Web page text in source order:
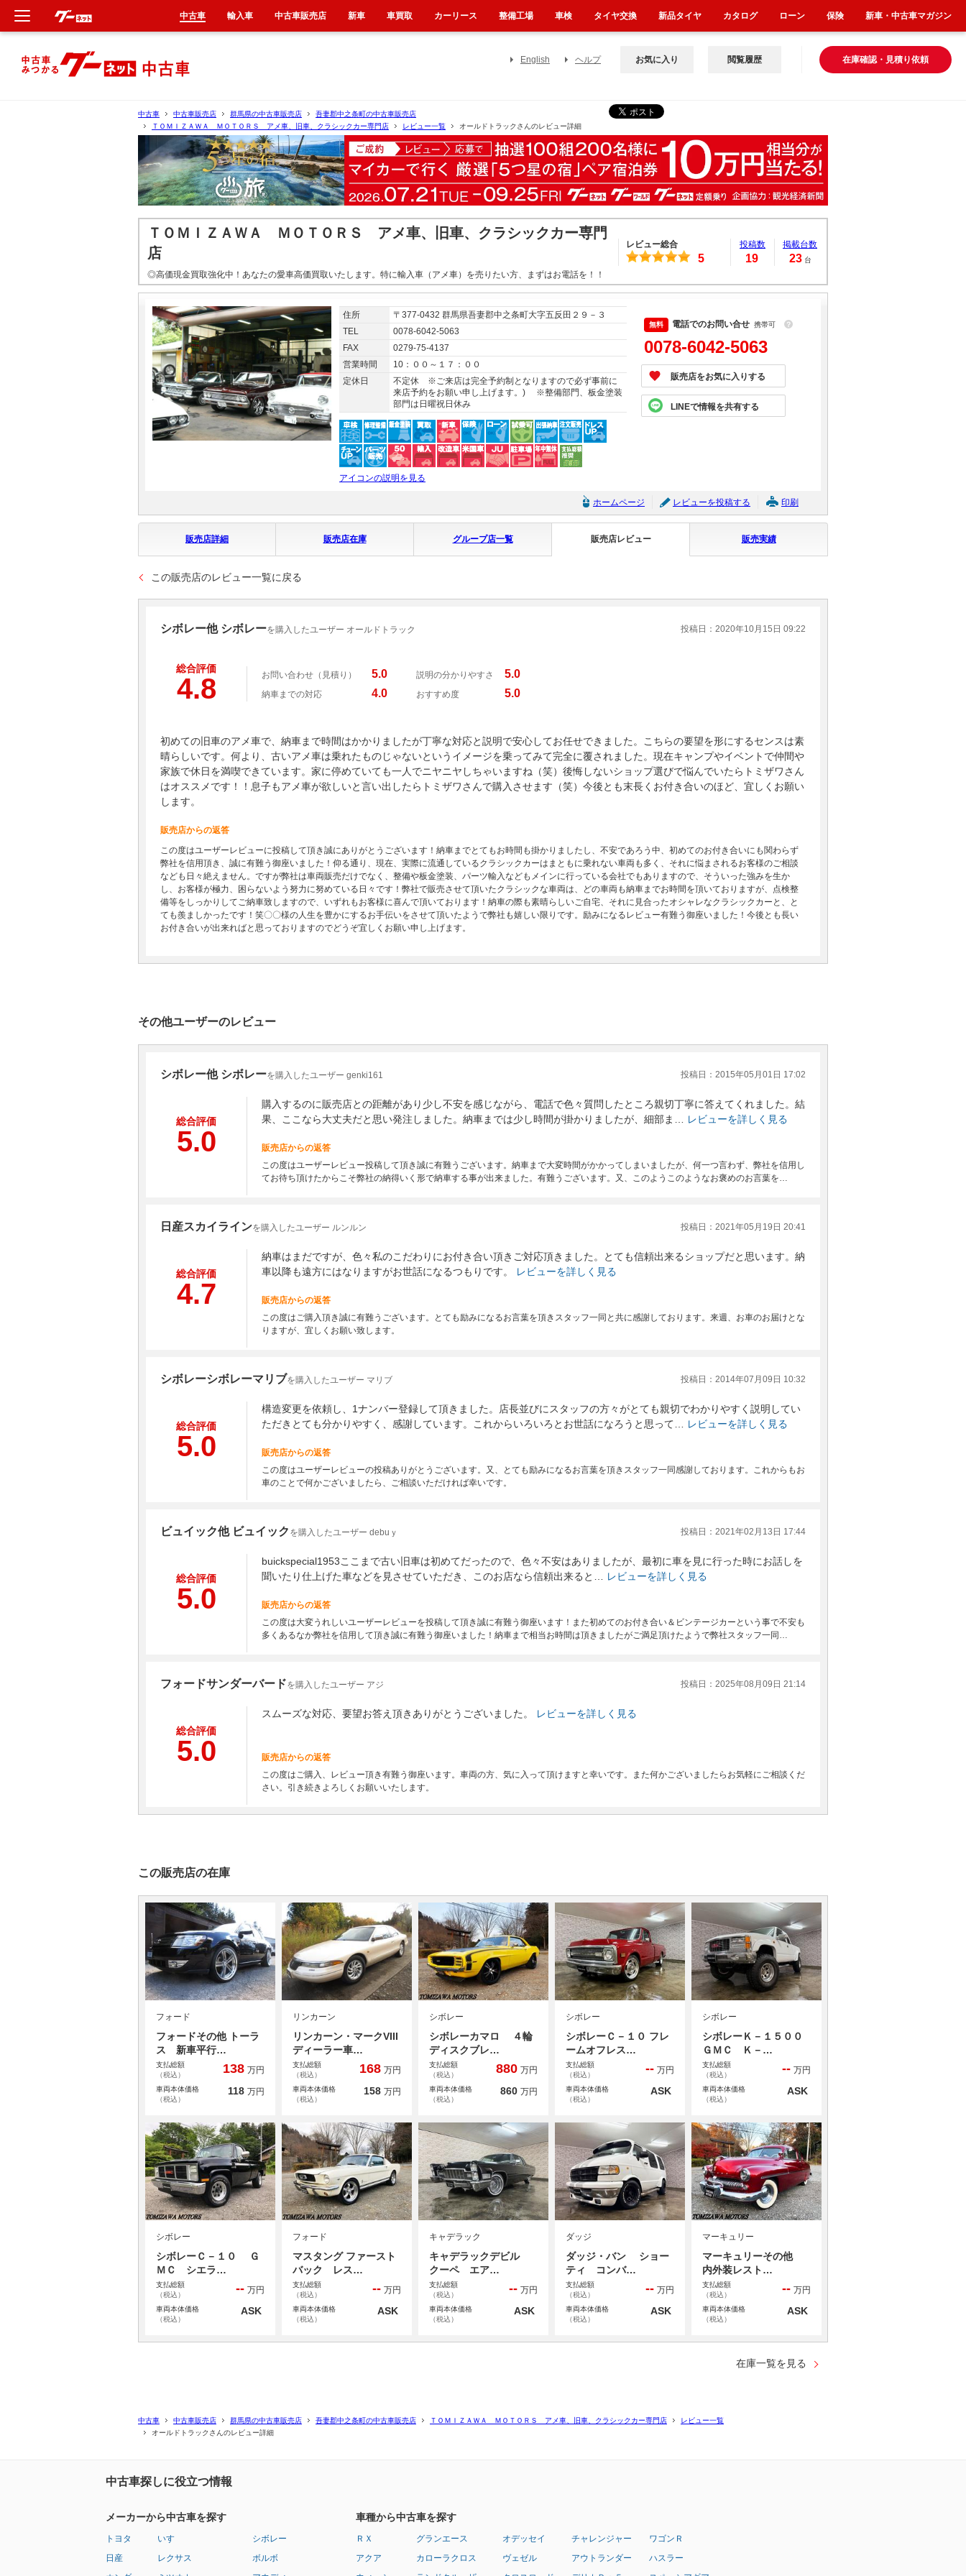
English ヘルプ 在庫確認・見積り依頼
お気に入り 閲覧履歴
中古車 中古車販売店 群馬県の中古車販売店
吾妻郡中之条町の中古車販売店
ＴＯＭＩＺＡＷＡ ＭＯＴＯＲＳ アメ車、旧車、クラシックカー専門店
レビュー一覧 オールドトラックさんのレビュー詳細
ＴＯＭＩＺＡＷＡ ＭＯＴＯＲＳ アメ車、旧車、クラシックカー専門
店
◎高価現金買取強化中！あなたの愛車高価買取いたします。特に輸入車（アメ車）を売りたい方、まずはお電話を！！
レビュー総合
5
投稿数
19
掲載台数
23 台
住所
〒377-0432 群馬県吾妻郡中之条町大字五反田２９－３
TEL
0078-6042-5063
FAX
0279-75-4137
営業時間
10：００～１７：００
定休日
不定休 ※ご来店は完全予約制となりますので必ず事前に
来店予約をお願い申し上げます。) ※整備部門、板金塗装
部門は日曜祝日休み
アイコンの説明を見る
電話でのお問い合せ 携帯可 ？
0078-6042-5063
販売店をお気に入りする
LINEで情報を共有する
ホームページ レビューを投稿する 印刷
販売店詳細 販売店在庫 グループ店一覧 販売店レビュー 販売実績
この販売店のレビュー一覧に戻る
シボレー他 シボレーを購入したユーザー オールドトラック 投稿日：2020年10月15日 09:22
総合評価
4.8 お問い合わせ（見積り） 5.0 説明の分かりやすさ 5.0
納車までの対応 4.0 おすすめ度 5.0
初めての旧車のアメ車で、納車まで時間はかかりましたが丁寧な対応と説明で安心してお任せできました。こちらの要望を形にするセンスは素
晴らしいです。何より、古いアメ車は乗れたものじゃないというイメージを乗ってみて完全に覆されました。現在キャンプやイベントで仲間や
家族で休日を満喫できています。家に停めていても一人でニヤニヤしちゃいますね（笑）後悔しないショップ選びで悩んでいたらトミザワさん
はオススメです！！息子もアメ車が欲しいと言い出したらトミザワさんで購入させます（笑）今後とも末長くお付き合いのほど、宜しくお願い
します。
販売店からの返答
この度はユーザーレビューに投稿して頂き誠にありがとうございます！納車までとてもお時間も掛かりましたし、不安であろう中、初めてのお付き合いにも関わらず
弊社を信用頂き、誠に有難う御座いました！仰る通り、現在、実際に流通しているクラシックカーはまともに乗れない車両も多く、それに悩まされるお客様のご相談
なども日々絶えません。ですが弊社は車両販売だけでなく、整備や板金塗装、パーツ輸入などもメインに行っている会社でもありますので、そういった強みを生か
し、お客様が極力、困らないよう努力に努めている日々です！弊社で販売させて頂いたクラシックな車両は、どの車両も納車までお時間を頂いておりますが、点検整
備等をしっかりしてご納車致しますので、いずれもお客様に喜んで頂いております！納車の際も素晴らしいご自宅、それに見合ったオシャレなクラシックカーと、と
ても羨ましかったです！笑〇〇様の人生を豊かにするお手伝いをさせて頂いたようで弊社も嬉しい限りです。励みになるレビュー有難う御座いました！今後とも長い
お付き合いが出来ればと思っておりますのでどうぞ宜しくお願い申し上げます。
その他ユーザーのレビュー
シボレー他 シボレーを購入したユーザー genki161 投稿日：2015年05月01日 17:02
総合評価
5.0
購入するのに販売店との距離があり少し不安を感じながら、電話で色々質問したところ親切丁寧に答えてくれました。結
果、ここなら大丈夫だと思い発注しました。納車までは少し時間が掛かりましたが、細部ま…
レビューを詳しく見る
販売店からの返答
この度はユーザーレビュー投稿して頂き誠に有難うございます。納車まで大変時間がかかってしまいましたが、何一つ言わず、弊社を信用し
てお待ち頂けたからこそ弊社の納得いく形で納車する事が出来ました。有難うございます。又、このようこのようなお褒めのお言葉を…
日産スカイラインを購入したユーザー ルンルン 投稿日：2021年05月19日 20:41
総合評価
4.7
納車はまだですが、色々私のこだわりにお付き合い頂きご対応頂きました。とても信頼出来るショップだと思います。納
車以降も遠方にはなりますがお世話になるつもりです。
レビューを詳しく見る
販売店からの返答
この度はご購入頂き誠に有難うございます。とても励みになるお言葉を頂きスタッフ一同と共に感謝しております。来週、お車のお届けとな
りますが、宜しくお願い致します。
シボレーシボレーマリブを購入したユーザー マリブ 投稿日：2014年07月09日 10:32
総合評価
5.0
構造変更を依頼し、1ナンバー登録して頂きました。店長並びにスタッフの方々がとても親切でわかりやすく説明してい
ただきとても分かりやすく、感謝しています。これからいろいろとお世話になろうと思って…
レビューを詳しく見る
販売店からの返答
この度はユーザーレビューの投稿ありがとうございます。又、とても励みになるお言葉を頂きスタッフ一同感謝しております。これからもお
車のことで何かございましたら、ご相談いただければ幸いです。
ビュイック他 ビュイック を購入したユーザー debuｙ 投稿日：2021年02月13日 17:44
総合評価
5.0
buickspecial1953ここまで古い旧車は初めてだったので、色々不安はありましたが、最初に車を見に行った時にお話しを
聞いたり仕上げた車などを見させていただき、このお店なら信頼出来ると…
レビューを詳しく見る
販売店からの返答
この度は大変うれしいユーザーレビューを投稿して頂き誠に有難う御座います！また初めてのお付き合い＆ビンテージカーという事で不安も
多くあるなか弊社を信用して頂き誠に有難う御座いました！納車まで相当お時間は頂きましたがご満足頂けたようで弊社スタッフ一同…
フォードサンダーバードを購入したユーザー アジ 投稿日：2025年08月09日 21:14
総合評価
5.0
スムーズな対応、要望お答え頂きありがとうございました。 レビューを詳しく見る
販売店からの返答
この度はご購入、レビュー頂き有難う御座います。車両の方、気に入って頂けますと幸いです。また何かございましたらお気軽にご相談くだ
さい。引き続きよろしくお願いいたします。
この販売店の在庫
フォード
フォードその他 トーラ
ス 新車平行…
支払総額
（税込）
138 万円
車両本体価格
（税込）
118 万円
リンカーン
リンカーン・マークVIII
ディーラー車…
支払総額
（税込）
168 万円
車両本体価格
（税込）
158 万円
シボレー
シボレーカマロ ４輪
ディスクブレ…
支払総額
（税込）
880 万円
車両本体価格
（税込）
860 万円
シボレー
シボレーＣ－１０ フレ
ームオフレス…
支払総額
（税込）
-- 万円
車両本体価格
（税込）
ASK
シボレー
シボレーＫ－１５００
ＧＭＣ Ｋ－…
支払総額
（税込）
-- 万円
車両本体価格
（税込）
ASK
シボレー
シボレーＣ－１０ Ｇ
ＭＣ シエラ…
支払総額
（税込）
-- 万円
車両本体価格
（税込）
ASK
フォード
マスタング ファースト
バック レス…
支払総額
（税込）
-- 万円
車両本体価格
（税込）
ASK
キャデラック
キャデラックデビル
クーペ エア…
支払総額
（税込）
-- 万円
車両本体価格
（税込）
ASK
ダッジ
ダッジ・バン ショー
ティ コンバ…
支払総額
（税込）
-- 万円
車両本体価格
（税込）
ASK
マーキュリー
マーキュリーその他
内外装レスト…
支払総額
（税込）
-- 万円
車両本体価格
（税込）
ASK
在庫一覧を見る
中古車 中古車販売店 群馬県の中古車販売店 吾妻郡中之条町の中古車販売店 ＴＯＭＩＺＡＷＡ ＭＯＴＯＲＳ アメ車、旧車、クラシックカー専門店
レビュー一覧
オールドトラックさんのレビュー詳細
中古車探しに役立つ情報
メーカーから中古車を探す
トヨタ
日産
いすゞ
レクサス
シボレー
ボルボ
車種から中古車を探す
ＲＸ
アクア
グランエース
カローラクロス
オデッセイ
ヴェゼル
チャレンジャー
アウトランダー
ワゴンＲ
ハスラー
中古車 輸入車 中古車販売店 新車 車買取 カーリース 整備工場 車検 タイヤ交換 新品タイヤ カタログ ローン 保険 新車・中古車マガジン
新車